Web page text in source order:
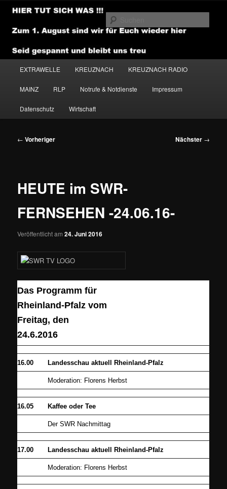
Zum
primären
Inhalt
NEWSHOUSE.MEDIA
EXTRAWELLE KREUZNACH KREUZNACH RADIO
MAINZ RLP Notrufe & Notdienste Impressum
Datenschutz Wirtschaft
Beitragsnavigation
← Vorheriger Nächster →
HEUTE im SWR-
FERNSEHEN -24.06.16-
Veröffentlicht am24. Juni 2016
Das Programm für
Rheinland-Pfalz vom
Freitag, den
24.6.2016
16.00 Landesschau aktuell Rheinland-Pfalz
Moderation: Florens Herbst
16.05 Kaffee oder Tee
Der SWR Nachmittag
17.00 Landesschau aktuell Rheinland-Pfalz
Moderation: Florens Herbst